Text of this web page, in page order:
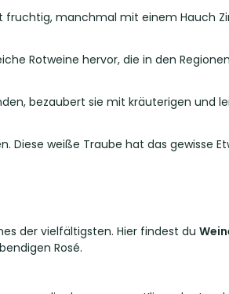
fruchtig, manchmal mit einem Hauch
Rotweine hervor, die in den
bezaubert sie mit kräuterigen
Diese weiße Traube hat das gewisse
der vielfältigsten. Hier findest du
Rosé.